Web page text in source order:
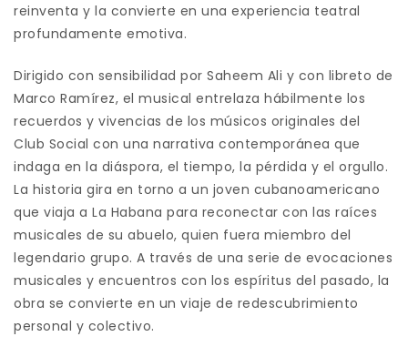
reinventa y la convierte en una experiencia teatral
profundamente emotiva.
Dirigido con sensibilidad por Saheem Ali y con libreto de
Marco Ramírez, el musical entrelaza hábilmente los
recuerdos y vivencias de los músicos originales del
Club Social con una narrativa contemporánea que
indaga en la diáspora, el tiempo, la pérdida y el orgullo.
La historia gira en torno a un joven cubanoamericano
que viaja a La Habana para reconectar con las raíces
musicales de su abuelo, quien fuera miembro del
legendario grupo. A través de una serie de evocaciones
musicales y encuentros con los espíritus del pasado, la
obra se convierte en un viaje de redescubrimiento
personal y colectivo.